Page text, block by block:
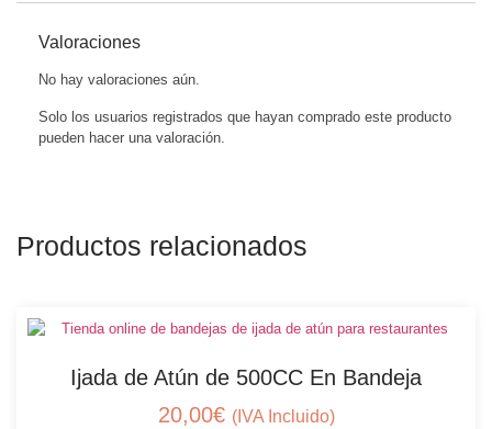
Valoraciones
No hay valoraciones aún.
Solo los usuarios registrados que hayan comprado este producto
pueden hacer una valoración.
Productos relacionados
Ijada de Atún de 500CC En Bandeja
20,00€ (IVA Incluido)